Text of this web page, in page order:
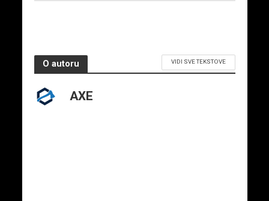
O autoru VIDI SVE TEKSTOVE
AXE